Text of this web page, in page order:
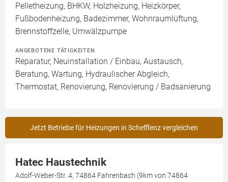
Pelletheizung, BHKW, Holzheizung, Heizkörper,
Fußbodenheizung, Badezimmer, Wohnraumlüftung,
Brennstoffzelle, Umwälzpumpe
ANGEBOTENE TÄTIGKEITEN
Reparatur, Neuinstallation / Einbau, Austausch,
Beratung, Wartung, Hydraulischer Abgleich,
Thermostat, Renovierung, Renovierung / Badsanierung
Jetzt Betriebe für Heizungen in Schefflenz vergleichen
Hatec Haustechnik
Adolf-Weber-Str. 4, 74864 Fahrenbach (9km von 74864